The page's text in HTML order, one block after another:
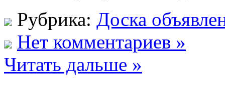
Рубрика: Доска
Нет комментариев »
Читать дальше »